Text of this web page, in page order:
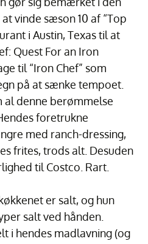
vinde sæson 10 af “Top
i Austin, Texas til at
Quest For an Iron
til “Iron Chef” som
på at sænke tempoet.
al denne berømmelse
foretrukne
med ranch-dressing,
frites, trods alt. Desuden
til Costco. Rart.
er salt, og hun
salt ved hånden.
i hendes madlavning (og